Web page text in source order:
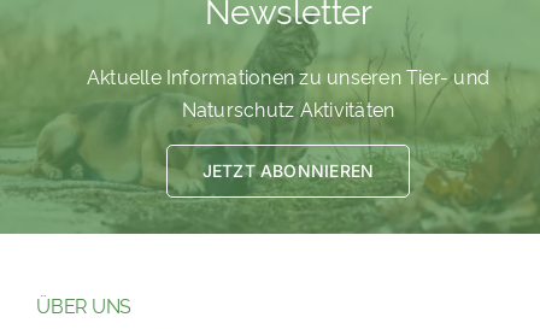
PATENSCHAFTEN
HELFER WERDEN
RATGEBER
Aktuelle Informationen zu unseren Tier- und
Naturschutz Aktivitäten
JETZT ABONNIEREN
ÜBER UNS